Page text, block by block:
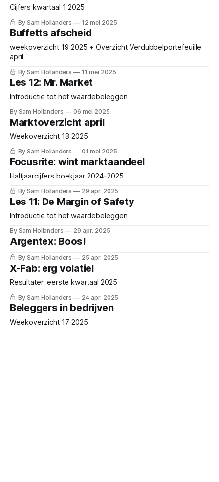
Cijfers kwartaal 1 2025
By Sam Hollanders 12 mei 2025
Buffetts afscheid
weekoverzicht 19 2025 + Overzicht Verdubbelportefeuille
april
By Sam Hollanders 11 mei 2025
Les 12: Mr. Market
Introductie tot het waardebeleggen
By Sam Hollanders 06 mei 2025
Marktoverzicht april
Weekoverzicht 18 2025
By Sam Hollanders 01 mei 2025
Focusrite: wint marktaandeel
Halfjaarcijfers boekjaar 2024-2025
By Sam Hollanders 29 apr. 2025
Les 11: De Margin of Safety
Introductie tot het waardebeleggen
By Sam Hollanders 29 apr. 2025
Argentex: Boos!
By Sam Hollanders 25 apr. 2025
X-Fab: erg volatiel
Resultaten eerste kwartaal 2025
By Sam Hollanders 24 apr. 2025
Beleggers in bedrijven
Weekoverzicht 17 2025